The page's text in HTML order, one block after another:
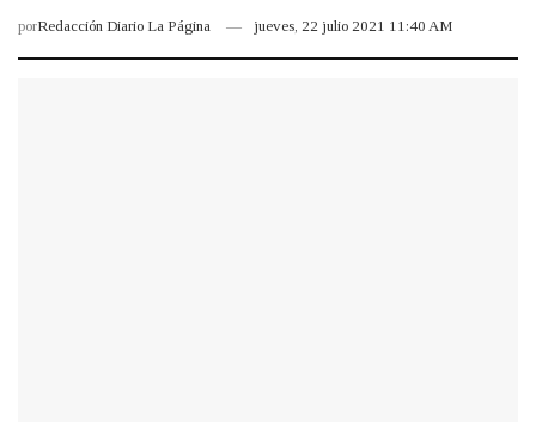
porRedacción Diario La Página jueves, 22 julio 2021 11:40 AM